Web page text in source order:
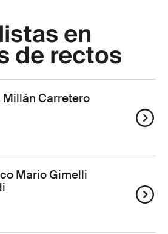
en
de rectos
Millán Carretero
Mario Gimelli